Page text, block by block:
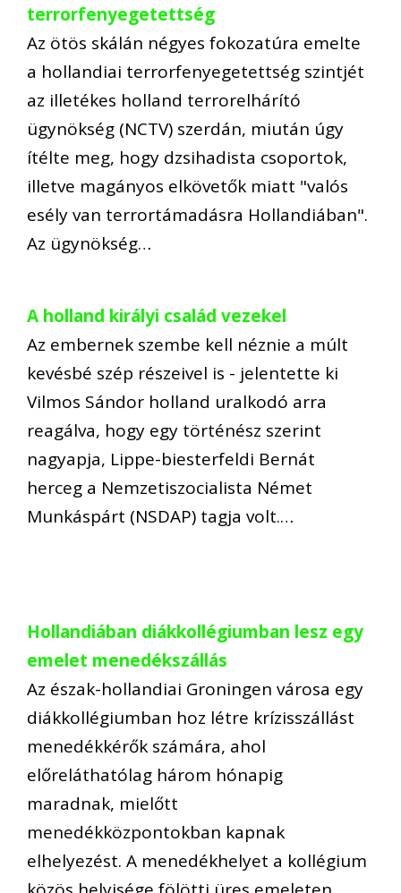
terrorfenyegetettség
Az ötös skálán négyes fokozatúra emelte
a hollandiai terrorfenyegetettség szintjét
az illetékes holland terrorelhárító
ügynökség (NCTV) szerdán, miután úgy
ítélte meg, hogy dzsihadista csoportok,
illetve magányos elkövetők miatt "valós
esély van terrortámadásra Hollandiában".
Az ügynökség…
A holland királyi család vezekel
Az embernek szembe kell néznie a múlt
kevésbé szép részeivel is - jelentette ki
Vilmos Sándor holland uralkodó arra
reagálva, hogy egy történész szerint
nagyapja, Lippe-biesterfeldi Bernát
herceg a Nemzetiszocialista Német
Munkáspárt (NSDAP) tagja volt.…
Hollandiában diákkollégiumban lesz egy
emelet menedékszállás
Az észak-hollandiai Groningen városa egy
diákkollégiumban hoz létre krízisszállást
menedékkérők számára, ahol
előreláthatólag három hónapig
maradnak, mielőtt
menedékközpontokban kapnak
elhelyezést. A menedékhelyet a kollégium